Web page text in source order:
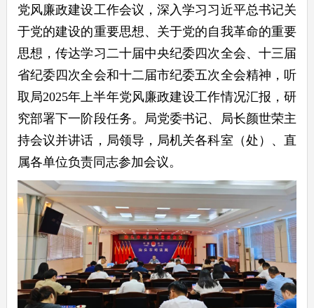
党风廉政建设工作会议 ，深入学习习近平总书记关
于党的建设的重要思想、关于党的自我革命的重要
思想，传达学习二十届中央纪委四次全会、十三届
省纪委四次全会和十二届市纪委五次全会精神，听
取局2025年上半年党风廉政建设工作情况汇报，研
究部署下一阶段任务。
局党委书记、局长颜世荣主
持会议并讲话，局领导，局机关各科室（处）、直
属各单位负责同志参加会议。